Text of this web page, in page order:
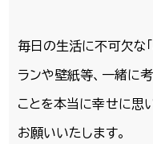
毎日の生活に不可欠な
ランや壁紙等、一緒に
ことを本当に幸せに思
お願いいたします。